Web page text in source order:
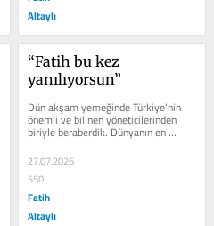
Altaylı
“Fatih bu kez
yanılıyorsun”
Dün akşam yemeğinde Türkiye’nin
önemli ve bilinen yöneticilerinden
biriyle beraberdik. Dünyanın en
bilinen ve en değerli markalarından...
27.07.2026
550
Fatih
Altaylı